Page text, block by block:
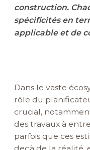
construction.
spécificités en
applicable et de
Dans le vaste
rôle du
crucial,
des travaux à
parfois que ces
deçà de la réalité,